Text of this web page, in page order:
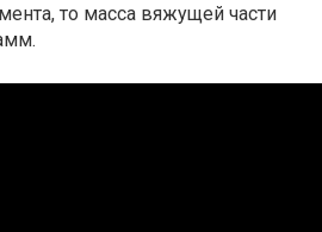
то масса вяжущей части